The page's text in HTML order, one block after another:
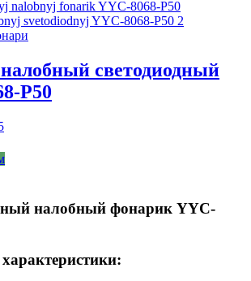
светодиодный
P50
налобный фонарик YYC-